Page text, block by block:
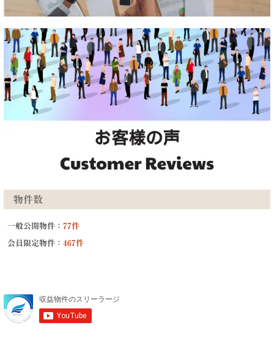
物件数
一般公開物件： 77件
会員限定物件： 467件